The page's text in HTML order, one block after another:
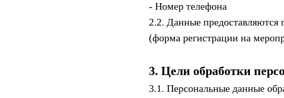
- Номер телефона
2.2. Данные предоставляются
(форма регистрации на
3. Цели обработки
3.1. Персональные данные